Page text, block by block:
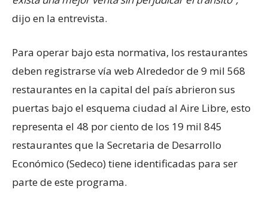
dijo en la entrevista.
Para operar bajo esta normativa, los restaurantes
deben registrarse vía web Alrededor de 9 mil 568
restaurantes en la capital del país abrieron sus
puertas bajo el esquema ciudad al Aire Libre, esto
representa el 48 por ciento de los 19 mil 845
restaurantes que la Secretaria de Desarrollo
Económico (Sedeco) tiene identificadas para ser
parte de este programa.